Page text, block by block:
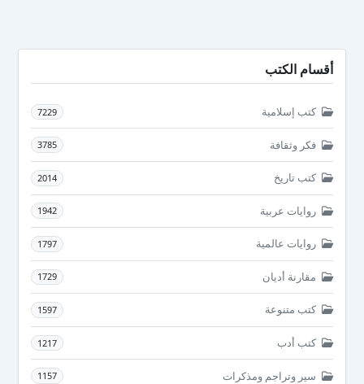
أقسام الكتب
كتب إسلامية 7229
فكر وثقافة 3785
كتب تاريخ 2014
روايات عربية 1942
روايات عالمية 1797
مقارنة أديان 1729
كتب متنوعة 1597
كتب أدب 1217
سير وتراجم ومذكرات 1157